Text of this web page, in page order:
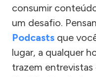
consumir
um desafio.
Podcasts que
lugar, a qualquer
trazem